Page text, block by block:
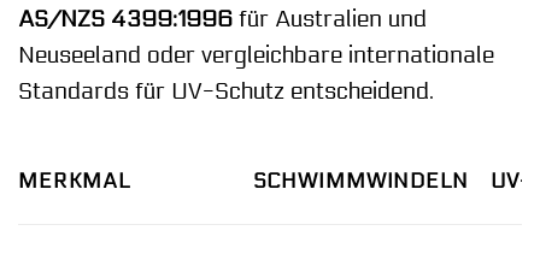
AS/NZS 4399:1996 für Australien und
Neuseeland oder vergleichbare internationale
Standards für UV-Schutz entscheidend.
MERKMAL SCHWIMMWINDELN UV-